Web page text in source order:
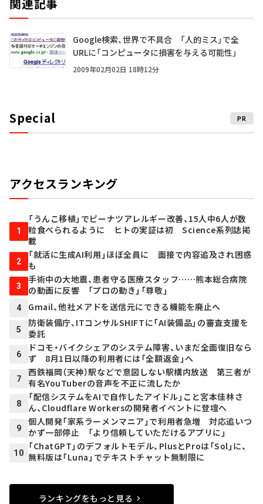
Google検索、世界で不具合 「人的ミス」で全
URLに「コンピュータに損害を与える可能性」
2009年02月02日 18時12分
Special PR
アクセスランキング
1
「うんこ移植」でピーナツアレルギー改善、15人中6人が数
粒食べられるように ヒトの実証は初 Science系列誌掲
載
2
「就活に生成AI利用」ほぼ全員に 面接で内容追及され困惑
も
3
手術中の大地震、患者守る医療スタッフ……熊本総合病院
の動画に反響 「プロの動き」「尊敬」
4 Gmail、他社メアドを送信元にできる機能を廃止へ
5
防衛装備庁、ITコンサルSHIFTに「AI装備品」の審査支援を
委託
6
ドコモ・バイクシェアのシステム障害、いまだ全面復旧なら
ず 8月1日以降の利用者には「全額返金」へ
7
西鉄福岡（天神）駅などで意図しない駅構内放送 第三者が
有名YouTuberの音声を不正に流したか
8
「配信システムをAIで自作したアイドル」こと宮本佳林さ
ん、Cloudflare Workersの開発者イベントに登壇へ
9
個人開発「家系ラーメンマニア」で利用者急増 対応追いつ
かず一部停止 「より信頼していただけるアプリに」
10
「ChatGPT」のデフォルトモデル、PlusとProは「Sol」に、
無料版は「Luna」でテキストチャット無制限に
ランキングをもっと見る